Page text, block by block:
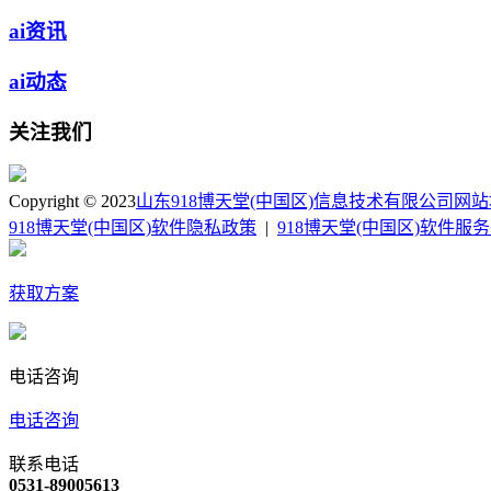
ai资讯
ai动态
关注我们
Copyright © 2023山东918博天堂(中国区)信息技术有限公司 网
918博天堂(中国区)软件隐私政策
918博天堂(中国区)软件服
获取方案
电话咨询
电话咨询
联系电话
0531-89005613